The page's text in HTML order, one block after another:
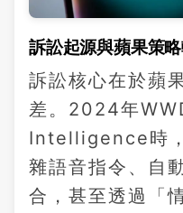
訴訟起源與蘋果策
訴訟核心在於蘋
差。2024年
Intelligence時
雜語音指令、自
合，甚至透過「